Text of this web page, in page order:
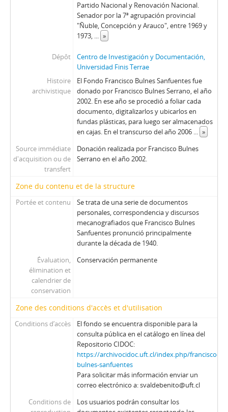
Partido Nacional y Renovación Nacional.
Senador por la 7ª agrupación provincial
"Ñuble, Concepción y Arauco", entre 1969 y
1973, ... »
Dépôt
Centro de Investigación y Documentación,
Universidad Finis Terrae
Histoire
archivistique
El Fondo Francisco Bulnes Sanfuentes fue
donado por Francisco Bulnes Serrano, el año
2002. En ese año se procedió a foliar cada
documento, digitalizarlos y ubicarlos en
fundas plásticas, para luego ser almacenados
en cajas. En el transcurso del año 2006 ... »
Source immédiate
d'acquisition ou de
transfert
Donación realizada por Francisco Bulnes
Serrano en el año 2002.
Zone du contenu et de la structure
Portée et contenu
Se trata de una serie de documentos
personales, correspondencia y discursos
mecanografiados que Francisco Bulnes
Sanfuentes pronunció principalmente
durante la década de 1940.
Évaluation,
élimination et
calendrier de
conservation
Conservación permanente
Zone des conditions d'accès et d'utilisation
Conditions d’accès
El fondo se encuentra disponible para la
consulta pública en el catálogo en línea del
Repositorio CIDOC:
https://archivocidoc.uft.cl/index.php/francisco-
bulnes-sanfuentes
Para solicitar más información enviar un
correo electrónico a: svaldebenito@uft.cl
Conditions de
Los usuarios podrán consultar los